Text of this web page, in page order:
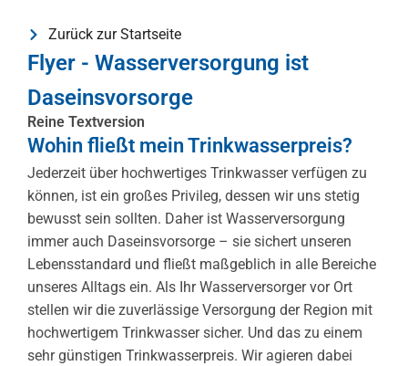
Zurück zur Startseite
Flyer - Wasserversorgung ist
Daseinsvorsorge
Reine Textversion
Wohin fließt mein Trinkwasserpreis?
Jederzeit über hochwertiges Trinkwasser verfügen zu
können, ist ein großes Privileg, dessen wir uns stetig
bewusst sein sollten. Daher ist Wasserversorgung
immer auch Daseinsvorsorge – sie sichert unseren
Lebensstandard und fließt maßgeblich in alle Bereiche
unseres Alltags ein. Als Ihr Wasserversorger vor Ort
stellen wir die zuverlässige Versorgung der Region mit
hochwertigem Trinkwasser sicher. Und das zu einem
sehr günstigen Trinkwasserpreis. Wir agieren dabei